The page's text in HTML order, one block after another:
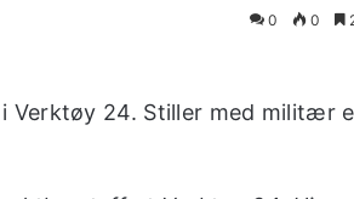
0 0
Verktøy 24. Stiller med militær